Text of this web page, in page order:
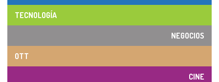
TECNOLOGÍA
NEGOCIOS
OTT
CINE